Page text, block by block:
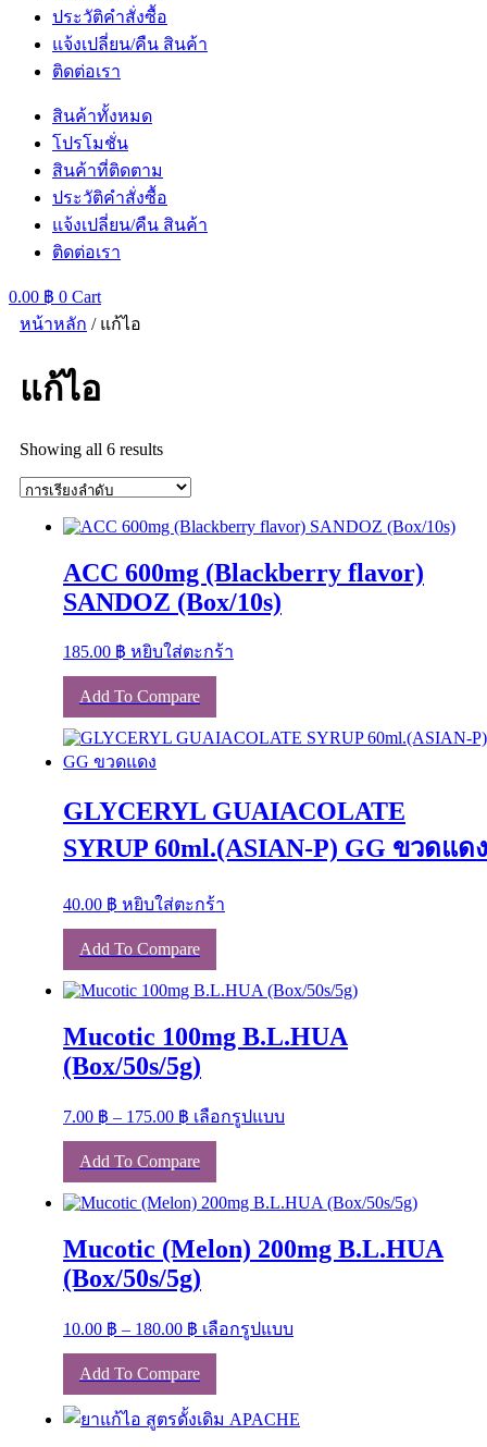
ประวัติคำสั่งซื้อ
แจ้งเปลี่ยน/คืน สินค้า
ติดต่อเรา
สินค้าทั้งหมด
โปรโมชั่น
สินค้าที่ติดตาม
ประวัติคำสั่งซื้อ
แจ้งเปลี่ยน/คืน สินค้า
ติดต่อเรา
0.00 ฿ 0 Cart
หน้าหลัก / แก้ไอ
แก้ไอ
Showing all 6 results
ACC 600mg (Blackberry flavor)
SANDOZ (Box/10s)
185.00 ฿ หยิบใส่ตะกร้า
Add To Compare
GLYCERYL GUAIACOLATE
SYRUP 60ml.(ASIAN-P) GG ขวดแดง
40.00 ฿ หยิบใส่ตะกร้า
Add To Compare
Mucotic 100mg B.L.HUA
(Box/50s/5g)
7.00 ฿ – 175.00 ฿ Price
range:
7.00 ฿
175.00 ฿
เลือกรูปแบบ
product
The
may
be
the
Add To Compare
Mucotic (Melon) 200mg B.L.HUA
(Box/50s/5g)
10.00 ฿ – 180.00 ฿ Price
range:
10.00 ฿
180.00 ฿
เลือกรูปแบบ
product
The
Add To Compare